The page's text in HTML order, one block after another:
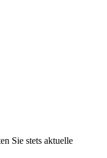
Sie stets aktuelle